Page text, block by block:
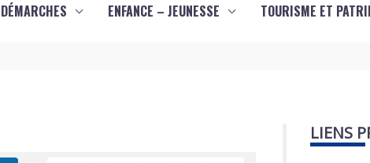
DÉMARCHES ENFANCE – JEUNESSE TOURISME ET
LIENS